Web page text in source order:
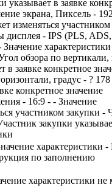
в заявке
экрана, Пиксель -
изменяться
дисплея - IPS (PLS,
обзора по вертикали,
в заявке конкретное
градус - ?
конкретное значение
- 16:9 - - Значение
участником закупки -
закупки
характеристики
по заполнению
характеристики не